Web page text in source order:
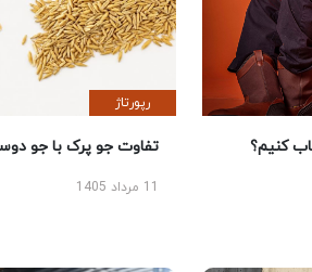
کنیم؟
رپورتاژ
تفاوت جو پرک با جو